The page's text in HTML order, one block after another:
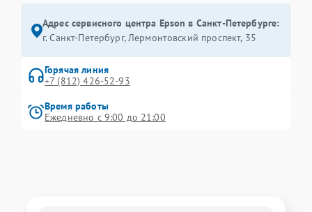
Адрес сервисного центра Epson в Санкт-Петербурге:
г. Санкт-Петербург, Лермонтовский проспект, 35
Горячая линия
+7 (812) 426-52-93
Время работы
Ежедневно с 9:00 до 21:00